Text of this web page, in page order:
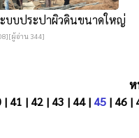
ะบบประปาผิวดินขนาดใหญ่
ผู้อ่าน 344]
ห
| 41 | 42| 43 | 44| 45| 46|